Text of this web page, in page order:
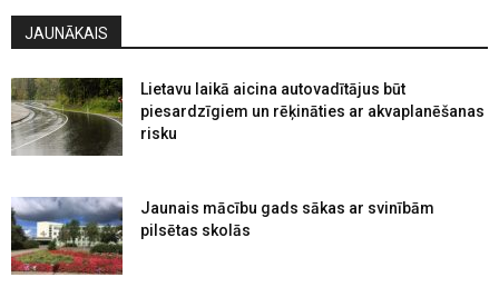
JAUNĀKAIS
Lietavu laikā aicina autovadītājus būt
piesardzīgiem un rēķināties ar akvaplanēšanas
risku
Jaunais mācību gads sākas ar svinībām
pilsētas skolās